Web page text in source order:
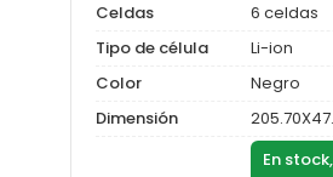
Celdas
6 celdas
Tipo de célula
Li-ion
Color
Negro
Dimensión
En